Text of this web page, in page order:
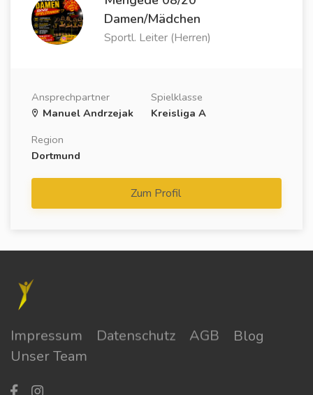
Damen/Mädchen
Sportl. Leiter (Herren)
Ansprechpartner
Manuel Andrzejak
Spielklasse
Kreisliga A
Region
Dortmund
Zum Profil
Impressum Datenschutz AGB
Blog
Unser Team